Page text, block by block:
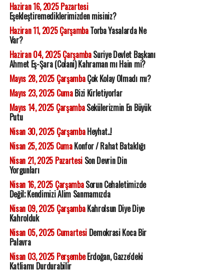
Haziran 16, 2025 Pazartesi
Eşekleştiremediklerimizden misiniz?
Haziran 11, 2025 ÇarşambaTorba Yasalarda Ne
Var?
Haziran 04, 2025 ÇarşambaSuriye Devlet Başkanı
Ahmet Eş-Şara (Colani) Kahraman mı Hain mi?
Mayıs 28, 2025 ÇarşambaÇok Kolay Olmadı mı?
Mayıs 23, 2025 CumaBizi Kirletiyorlar
Mayıs 14, 2025 ÇarşambaSekülerizmin En Büyük
Putu
Nisan 30, 2025 ÇarşambaHeyhat..!
Nisan 25, 2025 CumaKonfor / Rahat Bataklığı
Nisan 21, 2025 PazartesiSon Devrin Din
Yorgunları
Nisan 16, 2025 ÇarşambaSorun Cehaletimizde
Değil; Kendimizi Alim Sanmamızda
Nisan 09, 2025 ÇarşambaKahrolsun Diye Diye
Kahrolduk
Nisan 05, 2025 CumartesiDemokrasi Koca Bir
Palavra
Nisan 03, 2025 PerşembeErdoğan, Gazze'deki
Katliamı Durdurabilir